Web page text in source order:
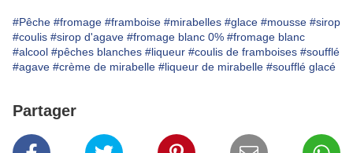
#Pêche #fromage #framboise #mirabelles #glace #mousse #sirop
#coulis #sirop d'agave #fromage blanc 0% #fromage blanc
#alcool #pêches blanches #liqueur #coulis de framboises #soufflé
#agave #crème de mirabelle #liqueur de mirabelle #soufflé glacé
Partager